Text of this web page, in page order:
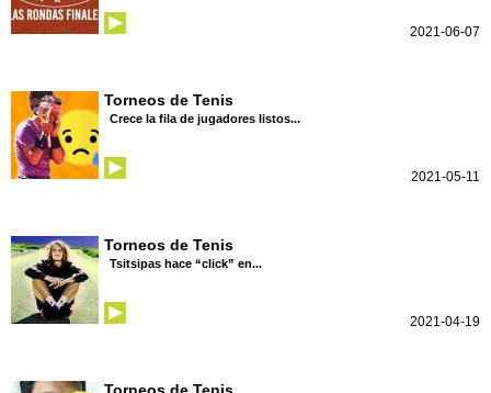
2021-06-07
Torneos de Tenis
Crece la fila de jugadores listos...
2021-05-11
Torneos de Tenis
Tsitsipas hace “click” en...
2021-04-19